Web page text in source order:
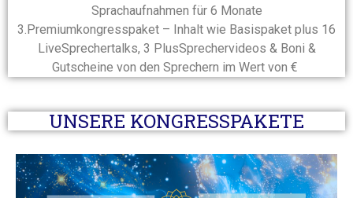
Sprachaufnahmen für 6 Monate
3.Premiumkongresspaket – Inhalt wie Basispaket plus 16
LiveSprechertalks, 3 PlusSprechervideos & Boni &
Gutscheine von den Sprechern im Wert von €
UNSERE KONGRESSPAKETE